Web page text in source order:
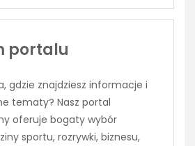
portalu
gdzie znajdziesz informacje i
tematy? Nasz portal
oferuje bogaty wybór
sportu, rozrywki, biznesu,